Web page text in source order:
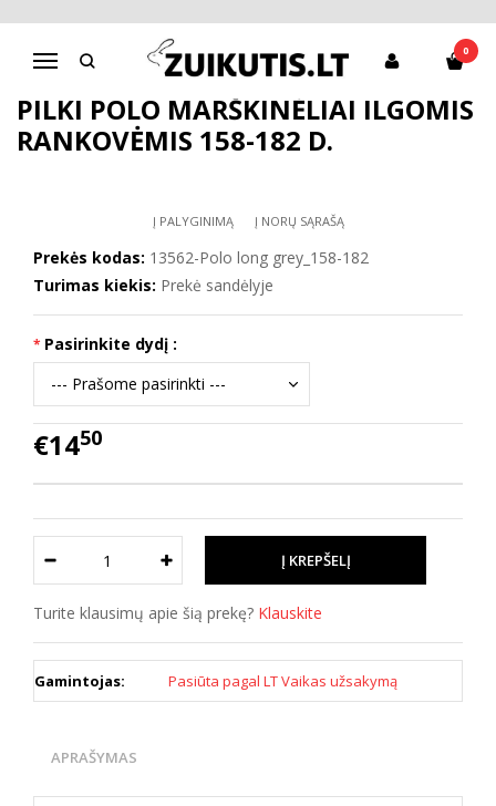
Navigacija
0
Pagrindinis Apranga berniukams
Marškiniai, marškinėliai
Pilki POLO marškinėliai ilgomis rankovėmis 158-182 d.
PILKI POLO MARŠKINĖLIAI ILGOMIS
RANKOVĖMIS 158-182 D.
Į PALYGINIMĄ Į NORŲ SĄRAŠĄ
Prekės kodas: 13562-Polo long grey_158-182
Turimas kiekis: Prekė sandėlyje
Pasirinkite dydį :
€1450
Turite klausimų apie šią prekę? Klauskite
Gamintojas: Pasiūta pagal LT Vaikas užsakymą
APRAŠYMAS